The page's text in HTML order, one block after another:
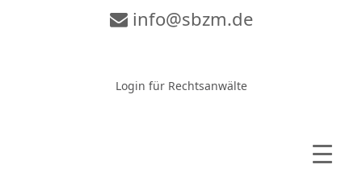
info@sbzm.de
Login für Rechtsanwälte